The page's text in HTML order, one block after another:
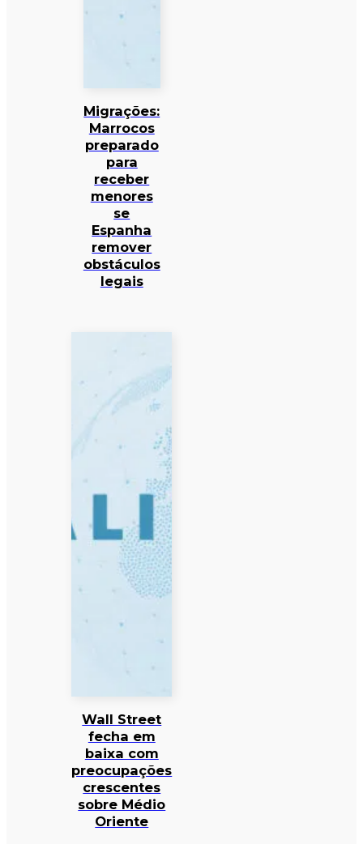
Migrações:
Marrocos
preparado
para
receber
menores
se
Espanha
remover
obstáculos
legais
Wall Street
fecha em
baixa com
preocupações
crescentes
sobre Médio
Oriente